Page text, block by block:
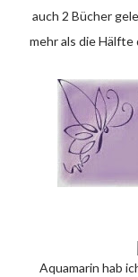
auch 2 Bücher
mehr als die Hälfte
Aquamarin hab ich in der Leserunde bei LB gewonnen und